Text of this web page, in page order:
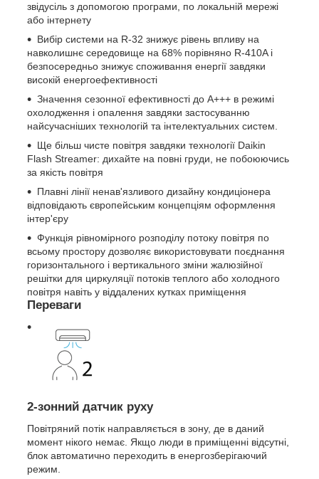
звідусіль з допомогою програми, по локальній мережі
або інтернету
Вибір системи на R-32 знижує рівень впливу на
навколишнє середовище на 68% порівняно R-410A і
безпосередньо знижує споживання енергії завдяки
високій енергоефективності
Значення сезонної ефективності до A+++ в режимі
охолодження і опалення завдяки застосуванню
найсучасніших технологій та інтелектуальних систем.
Ще більш чисте повітря завдяки технології Daikin
Flash Streamer: дихайте на повні груди, не побоюючись
за якість повітря
Плавні лінії ненав'язливого дизайну кондиціонера
відповідають європейським концепціям оформлення
інтер'єру
Функція рівномірного розподілу потоку повітря по
всьому простору дозволяє використовувати поєднання
горизонтального і вертикального зміни жалюзійної
решітки для циркуляції потоків теплого або холодного
повітря навіть у віддалених кутках приміщення
Переваги
2-зонний датчик руху
Повітряний потік направляється в зону, де в даний
момент нікого немає. Якщо люди в приміщенні відсутні,
блок автоматично переходить в енергозберігаючий
режим.